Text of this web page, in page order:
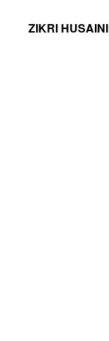
ZIKRI HUSAINI